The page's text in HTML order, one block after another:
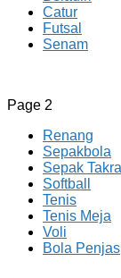
Catur
Futsal
Senam
CV JAYA
Menyediakan
Page 2
Renang
Sepakbola
Sepak
Softball
Tenis
Tenis Meja
Voli
Bola Penjas